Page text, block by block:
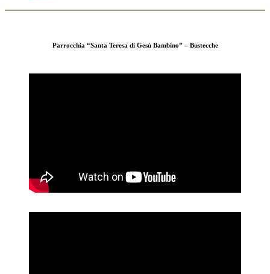
Parrocchia “Santa Teresa di Gesù Bambino” – Bustecche